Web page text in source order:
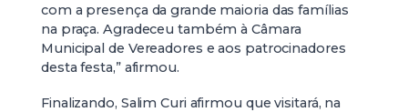
com a presença da grande maioria das famílias
na praça. Agradeceu também à Câmara
Municipal de Vereadores e aos patrocinadores
desta festa,” afirmou.
Finalizando, Salim Curi afirmou que visitará, na